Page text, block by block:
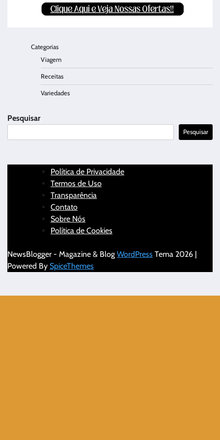
Categorias
Viagem
Receitas
Variedades
Pesquisar
Pesquisar
Política de Privacidade
Termos de Uso
Transparência
Contato
Sobre Nós
Política de Cookies
NewsBlogger - Magazine & Blog WordPress Tema 2026 |
Powered By SpiceThemes